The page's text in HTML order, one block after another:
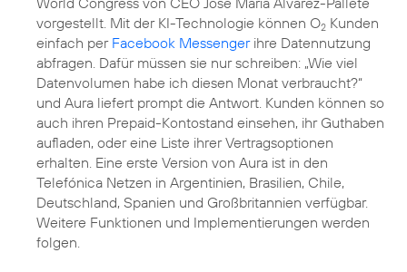
vorgestellt. Mit der KI-Technologie können O2 Kunden
einfach per Facebook Messengerihre Datennutzung
abfragen. Dafür müssen sie nur schreiben: „Wie viel
Datenvolumen habe ich diesen Monat verbraucht?“
und Aura liefert prompt die Antwort. Kunden können so
auch ihren Prepaid-Kontostand einsehen, ihr Guthaben
aufladen, oder eine Liste ihrer Vertragsoptionen
erhalten. Eine erste Version von Aura ist in den
Telefónica Netzen in Argentinien, Brasilien, Chile,
Deutschland, Spanien und Großbritannien verfügbar.
Weitere Funktionen und Implementierungen werden
folgen.